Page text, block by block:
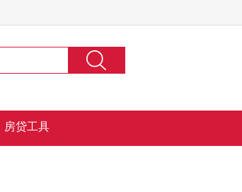
房贷工具